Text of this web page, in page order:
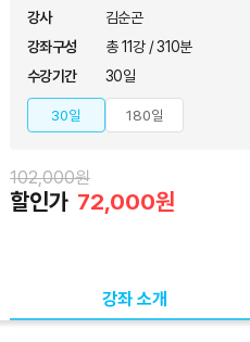
강사
김순곤
강좌구성
총 11강 / 310분
수강기간
30일
30일 180일
102,000원
할인가 72,000원
강좌 소개